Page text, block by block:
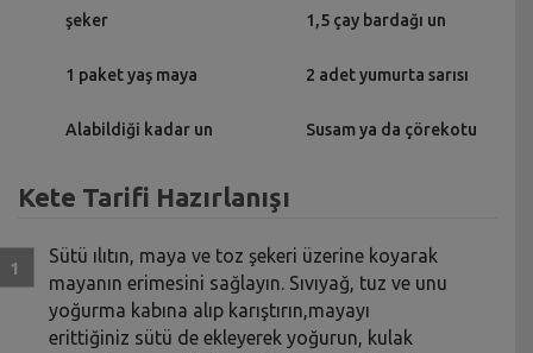
şeker
1 paket yaş maya
Alabildiği kadar un
1,5 çay bardağı un
2 adet yumurta sarısı
Susam ya da çörekotu
Kete Tarifi Hazırlanışı
Sütü ılıtın, maya ve toz şekeri üzerine koyarak
mayanın erimesini sağlayın. Sıvıyağ, tuz ve unu
yoğurma kabına alıp karıştırın,mayayı
erittiğiniz sütü de ekleyerek yoğurun, kulak